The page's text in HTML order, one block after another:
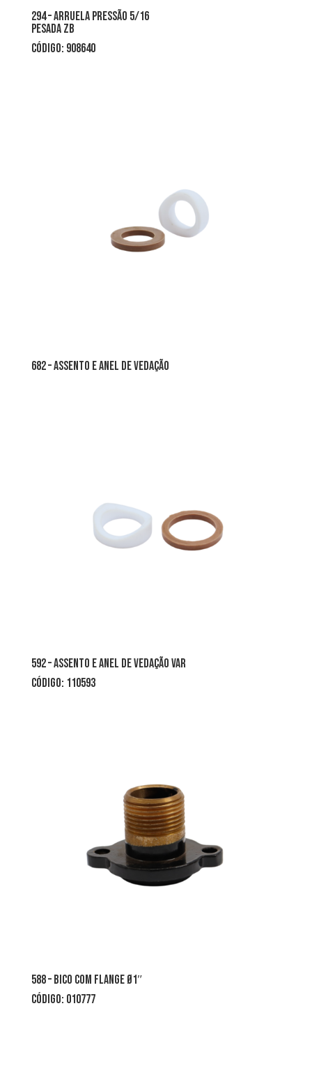
294 – arruela pressão 5/16
pesada zb
CÓDIGO: 908640
682 – assento e anel de vedação
592 – assento e anel de vedação var
CÓDIGO: 110593
588 – bico com flange Ø1″
CÓDIGO: 010777